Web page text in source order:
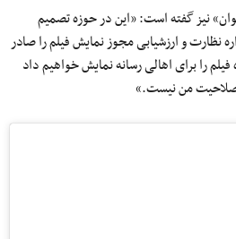
نیز گفته است: «این در حوزه تصمیم
نظارت و ارزشیابی مجوز نمایش فیلم را صادر
را برای اهالی رسانه نمایش خواهیم داد
صلاحیت من نیست.»